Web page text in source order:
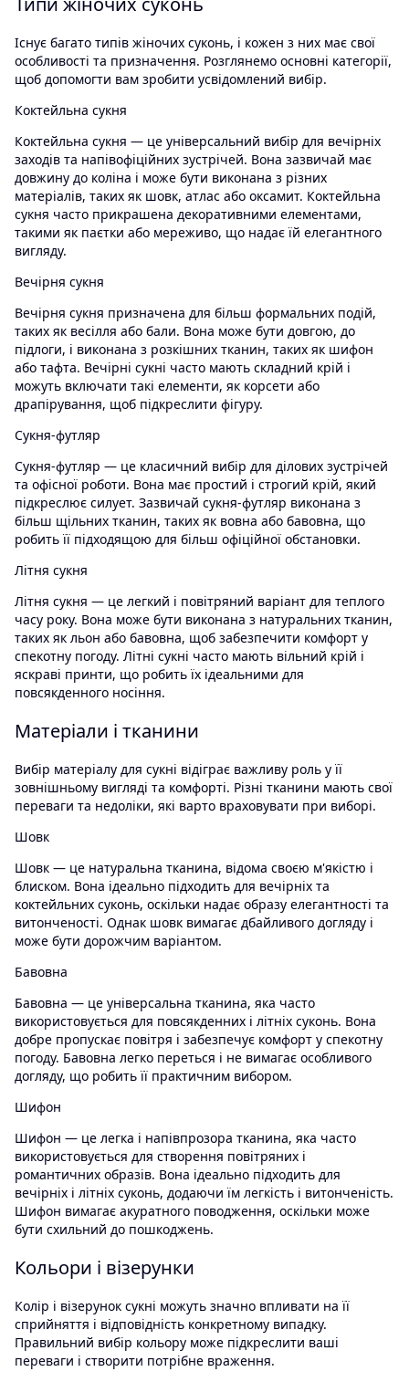
Існує багато типів жіночих суконь, і кожен з них має свої
особливості та призначення. Розглянемо основні категорії,
щоб допомогти вам зробити усвідомлений вибір.
Коктейльна сукня
Коктейльна сукня — це універсальний вибір для вечірніх
заходів та напівофіційних зустрічей. Вона зазвичай має
довжину до коліна і може бути виконана з різних
матеріалів, таких як шовк, атлас або оксамит. Коктейльна
сукня часто прикрашена декоративними елементами,
такими як паєтки або мереживо, що надає їй елегантного
вигляду.
Вечірня сукня
Вечірня сукня призначена для більш формальних подій,
таких як весілля або бали. Вона може бути довгою, до
підлоги, і виконана з розкішних тканин, таких як шифон
або тафта. Вечірні сукні часто мають складний крій і
можуть включати такі елементи, як корсети або
драпірування, щоб підкреслити фігуру.
Сукня-футляр
Сукня-футляр — це класичний вибір для ділових зустрічей
та офісної роботи. Вона має простий і строгий крій, який
підкреслює силует. Зазвичай сукня-футляр виконана з
більш щільних тканин, таких як вовна або бавовна, що
робить її підходящою для більш офіційної обстановки.
Літня сукня
Літня сукня — це легкий і повітряний варіант для теплого
часу року. Вона може бути виконана з натуральних тканин,
таких як льон або бавовна, щоб забезпечити комфорт у
спекотну погоду. Літні сукні часто мають вільний крій і
яскраві принти, що робить їх ідеальними для
повсякденного носіння.
Матеріали і тканини
Вибір матеріалу для сукні відіграє важливу роль у її
зовнішньому вигляді та комфорті. Різні тканини мають свої
переваги та недоліки, які варто враховувати при виборі.
Шовк
Шовк — це натуральна тканина, відома своєю м'якістю і
блиском. Вона ідеально підходить для вечірніх та
коктейльних суконь, оскільки надає образу елегантності та
витонченості. Однак шовк вимагає дбайливого догляду і
може бути дорожчим варіантом.
Бавовна
Бавовна — це універсальна тканина, яка часто
використовується для повсякденних і літніх суконь. Вона
добре пропускає повітря і забезпечує комфорт у спекотну
погоду. Бавовна легко переться і не вимагає особливого
догляду, що робить її практичним вибором.
Шифон
Шифон — це легка і напівпрозора тканина, яка часто
використовується для створення повітряних і
романтичних образів. Вона ідеально підходить для
вечірніх і літніх суконь, додаючи їм легкість і витонченість.
Шифон вимагає акуратного поводження, оскільки може
бути схильний до пошкоджень.
Кольори і візерунки
Колір і візерунок сукні можуть значно впливати на її
сприйняття і відповідність конкретному випадку.
Правильний вибір кольору може підкреслити ваші
переваги і створити потрібне враження.